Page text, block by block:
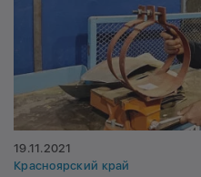
19.11.2021
Красноярский край